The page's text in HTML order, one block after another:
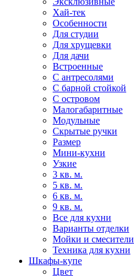
Хай-тек
Особенности
Для студии
Для хрущевки
Для дачи
Встроенные
С антресолями
С барной стойкой
С островом
Малогабаритные
Модульные
Скрытые ручки
Размер
Мини-кухни
Узкие
3 кв. м.
5 кв. м.
6 кв. м.
9 кв. м.
Все для кухни
Варианты отделки
Мойки и смесители
Техника для кухни
Шкафы-купе
Цвет